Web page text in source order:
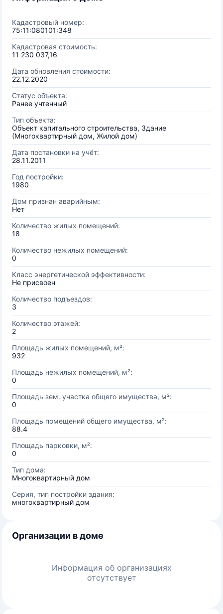
Кадастровый номер:
75:11:080101:348
Кадастровая стоимость:
11 230 037,16
Дата обновления стоимости:
22.12.2020
Статус объекта:
Ранее учтенный
Тип объекта:
Объект капитального строительства, Здание
(Многоквартирный дом, Жилой дом)
Дата постановки на учёт:
28.11.2011
Год постройки:
1980
Дом признан аварийным:
Нет
Количество жилых помещений:
18
Количество нежилых помещений:
0
Класс энергетической эффективности:
Не присвоен
Количество подъездов:
3
Количество этажей:
2
Площадь жилых помещений, м²:
932
Площадь нежилых помещений, м²:
0
Площадь зем. участка общего имущества, м²:
0
Площадь помещений общего имущества, м²:
88.4
Площадь парковки, м²:
0
Тип дома:
Многоквартирный дом
Серия, тип постройки здания:
многоквартирный дом
Организации в доме
Информация об организациях
отсутствует